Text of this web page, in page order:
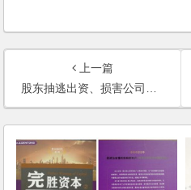
上一篇
股东抽逃出资、损害公司权益行为的认定标准